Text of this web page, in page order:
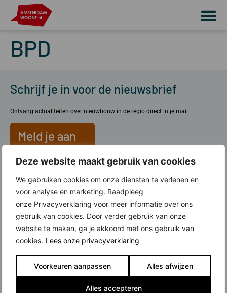
Deze website maakt gebruik van cookies
We gebruiken cookies om onze diensten te verlenen en
voor analyse en marketing. Raadpleeg
onze Privacyverklaring voor meer informatie over ons
gebruik van cookies. Door verder gebruik van onze
website te maken, ga je akkoord met ons gebruik van
cookies. Lees onze privacyverklaring
Voorkeuren aanpassen Alles afwijzen
Alles accepteren
BPD
Schrijf je in voor de nieuwsbrief
Ontvang actualiteiten over nieuwbouw in de regio direct in je mail
Meld je aan
Over ons
Wat doen wij?
Werkgebied Amsterdam Woont
Lid worden
Contact
Meer over nieuwbouw
Amsterdamse Nieuwbouwprijs